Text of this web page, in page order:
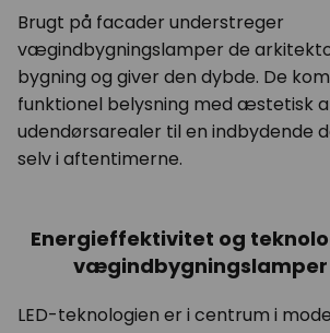
Brugt på facader understreger
vægindbygningslamper de
bygning og giver den dybde. De
funktionel belysning med æstetisk
udendørsarealer til en indbydende
selv i aftentimerne.
Energieffektivitet og
LED-teknologien er i centrum i